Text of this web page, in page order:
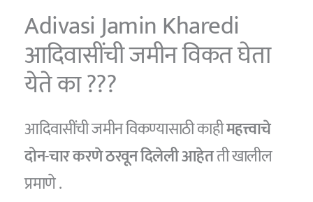
Adivasi Jamin Kharedi
आदिवासींची जमीन विकत घेता
येते का ???
आदिवासींची जमीन विकण्यासाठी काहीमहत्त्वाचे
दोन-चार करणे ठरवून दिलेली आहेतती खालील
प्रमाणे .